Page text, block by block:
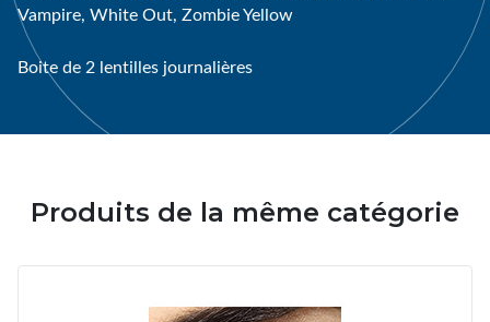
Vampire, White Out, Zombie Yellow
Boite de 2 lentilles journalières
Produits de la même catégorie